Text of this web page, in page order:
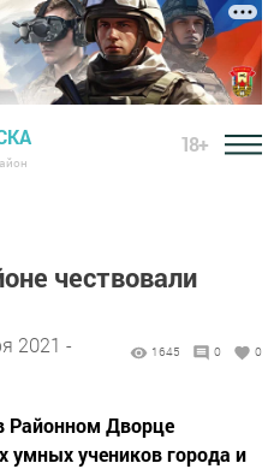
18+
чествовали
2021 -
1645 0 0
Районном Дворце
умных учеников города и